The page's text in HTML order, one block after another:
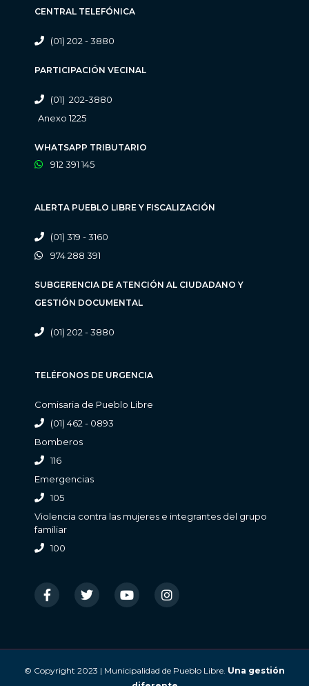
CENTRAL TELEFÓNICA
(01) 202 - 3880
PARTICIPACIÓN VECINAL
(01) 202-3880
Anexo 1225
WHATSAPP TRIBUTARIO
912 391 145
ALERTA PUEBLO LIBRE Y FISCALIZACIÓN
(01) 319 - 3160
974 288 391
SUBGERENCIA DE ATENCIÓN AL CIUDADANO Y
GESTIÓN DOCUMENTAL
(01) 202 - 3880
TELÉFONOS DE URGENCIA
Comisaria de Pueblo Libre
(01) 462 - 0893
Bomberos
116
Emergencias
105
Violencia contra las mujeres e integrantes del grupo
familiar
100
© Copyright 2023 | Municipalidad de Pueblo Libre. Una gestión